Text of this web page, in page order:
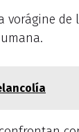
vorágine de